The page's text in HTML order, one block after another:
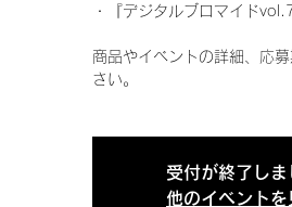
・『デジタルブロマイド
商品やイベントの詳細、応
さい。
受付が終了しま
他のイベントを